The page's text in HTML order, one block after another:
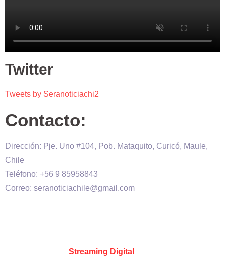
Twitter
Tweets by Seranoticiachi2
Contacto:
Dirección: Pje. Uno #104, Pob. Mataquito, Curicó, Maule,
Chile
Teléfono: +56 9 85958843
Correo: seranoticiachile@gmail.com
Streaming Digital